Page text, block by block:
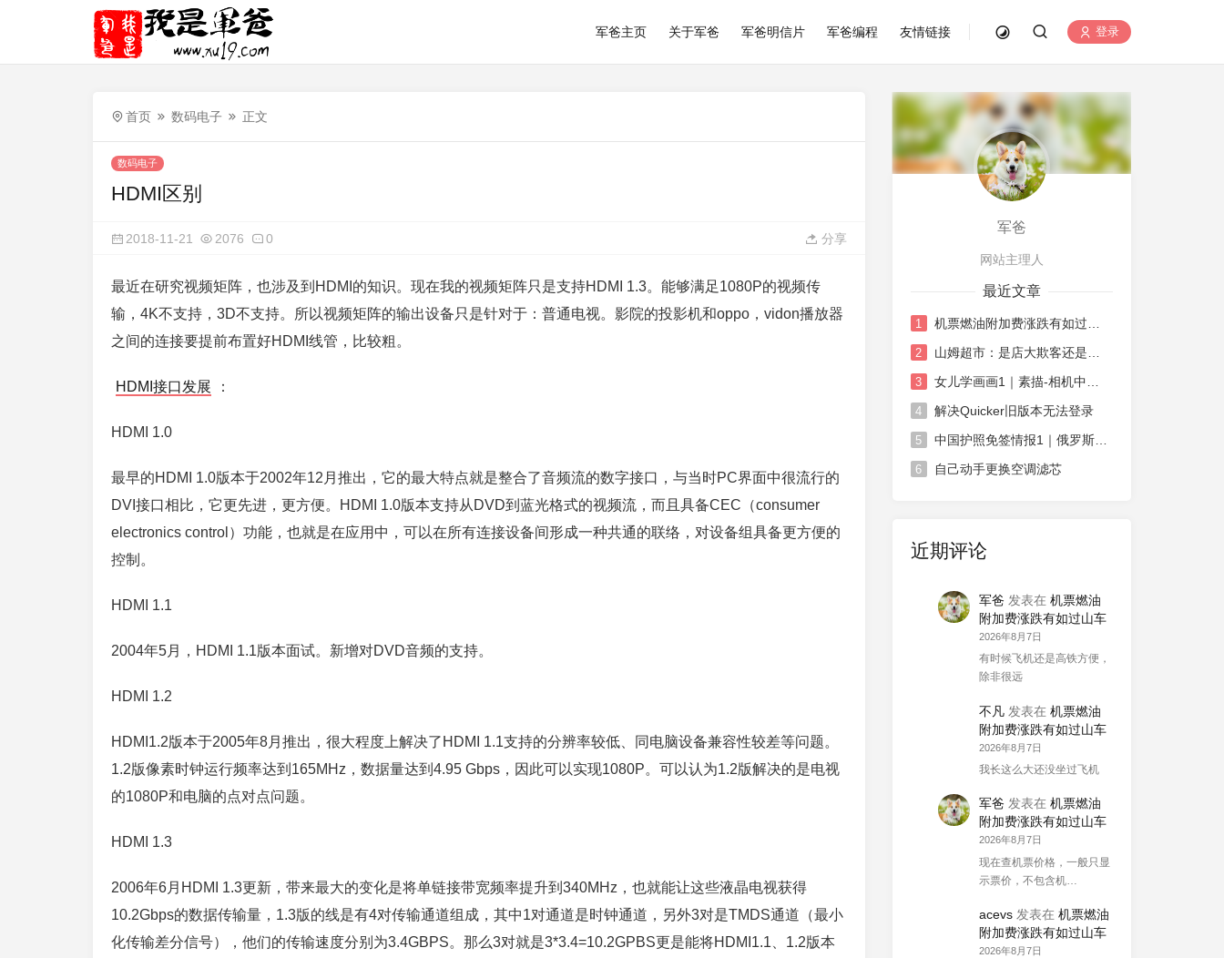
军爸主页 关于军爸 军爸明信片 军爸编程 友情链接 登录
首页 数码电子 正文
数码电子
HDMI区别
2018-11-21 2076 0 分享
最近在研究视频矩阵，也涉及到HDMI的知识。现在我的视频矩阵只是支持HDMI 1.3。能够满足1080P的视频传
输，4K不支持，3D不支持。所以视频矩阵的输出设备只是针对于：普通电视。影院的投影机和oppo，vidon播放器
之间的连接要提前布置好HDMI线管，比较粗。
HDMI接口发展 ：
HDMI 1.0
最早的HDMI 1.0版本于2002年12月推出，它的最大特点就是整合了音频流的数字接口，与当时PC界面中很流行的
DVI接口相比，它更先进，更方便。HDMI 1.0版本支持从DVD到蓝光格式的视频流，而且具备CEC（consumer
electronics control）功能，也就是在应用中，可以在所有连接设备间形成一种共通的联络，对设备组具备更方便的
控制。
HDMI 1.1
2004年5月，HDMI 1.1版本面试。新增对DVD音频的支持。
HDMI 1.2
HDMI1.2版本于2005年8月推出，很大程度上解决了HDMI 1.1支持的分辨率较低、同电脑设备兼容性较差等问题。
1.2版像素时钟运行频率达到165MHz，数据量达到4.95 Gbps，因此可以实现1080P。可以认为1.2版解决的是电视
的1080P和电脑的点对点问题。
HDMI 1.3
2006年6月HDMI 1.3更新，带来最大的变化是将单链接带宽频率提升到340MHz，也就能让这些液晶电视获得
10.2Gbps的数据传输量，1.3版的线是有4对传输通道组成，其中1对通道是时钟通道，另外3对是TMDS通道（最小
化传输差分信号），他们的传输速度分别为3.4GBPS。那么3对就是3*3.4=10.2GPBS更是能将HDMI1.1、1.2版本
军爸
网站主理人
最近文章
1
2
3
4 解决Quicker旧版本无法登录
5 中国护照免签情报1｜俄罗斯对中国免签政策延长
6 自己动手更换空调滤芯
近期评论
军爸 发表在 机票燃油
附加费涨跌有如过山车
2026年8月7日
有时候飞机还是高铁方便，
除非很远
不凡 发表在 机票燃油
附加费涨跌有如过山车
2026年8月7日
我长这么大还没坐过飞机
军爸 发表在 机票燃油
附加费涨跌有如过山车
2026年8月7日
现在查机票价格，一般只显
示票价，不包含机…
acevs 发表在 机票燃油
附加费涨跌有如过山车
2026年8月7日